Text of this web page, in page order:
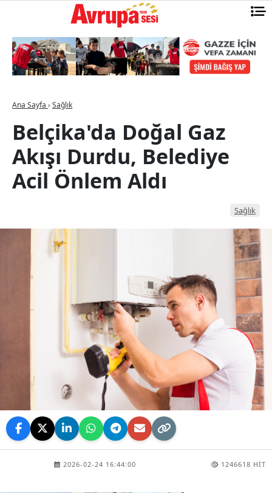
Ana Sayfa › Sağlık
Belçika'da Doğal Gaz
Akışı Durdu, Belediye
Acil Önlem Aldı
Sağlık
2026-02-24 16:44:00 1246618 HIT